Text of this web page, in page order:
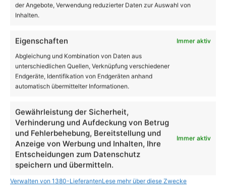
der Angebote, Verwendung reduzierter Daten zur Auswahl von
Inhalten.
Eigenschaften
Immer aktiv
Abgleichung und Kombination von Daten aus
unterschiedlichen Quellen, Verknüpfung verschiedener
Endgeräte, Identifikation von Endgeräten anhand
automatisch übermittelter Informationen.
Gewährleistung der Sicherheit,
Verhinderung und Aufdeckung von Betrug
und Fehlerbehebung, Bereitstellung und
Anzeige von Werbung und Inhalten, Ihre
Entscheidungen zum Datenschutz
speichern und übermitteln.
Immer aktiv
Verwalten von 1380-LieferantenLese mehr über diese Zwecke